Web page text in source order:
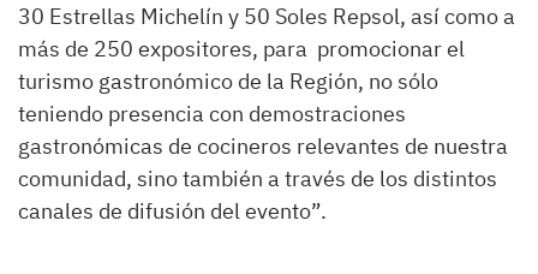
30 Estrellas Michelín y 50 Soles Repsol, así como a
más de 250 expositores, para promocionar el
turismo gastronómico de la Región, no sólo
teniendo presencia con demostraciones
gastronómicas de cocineros relevantes de nuestra
comunidad, sino también a través de los distintos
canales de difusión del evento”.